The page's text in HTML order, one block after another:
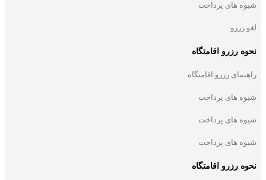
شیوه های پرداخت
لغو رزرو
نحوه رزرو اقامتگاه
راهنمای رزرو اقامتگاه
شیوه های پرداخت
شیوه های پرداخت
شیوه های پرداخت
نحوه رزرو اقامتگاه